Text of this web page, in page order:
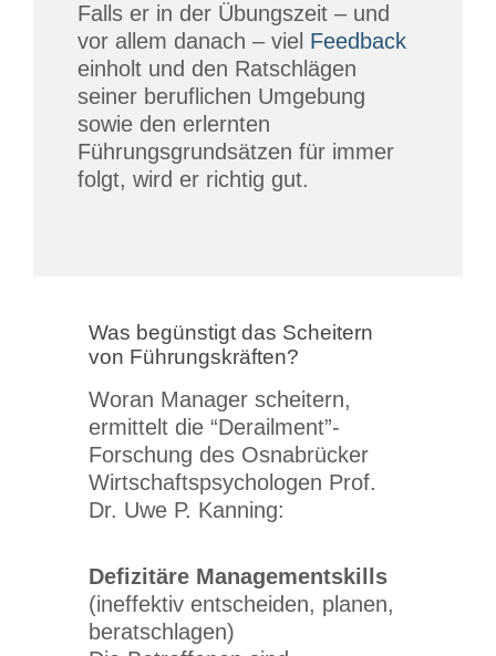
Falls er in der Übungszeit – und
vor allem danach – viel Feedback
einholt und den Ratschlägen
seiner beruflichen Umgebung
sowie den erlernten
Führungsgrundsätzen für immer
folgt, wird er richtig gut.
Was begünstigt das Scheitern
von Führungskräften?
Woran Manager scheitern,
ermittelt die “Derailment”-
Forschung des Osnabrücker
Wirtschaftspsychologen Prof.
Dr. Uwe P. Kanning:
Defizitäre Managementskills
(ineffektiv entscheiden, planen,
beratschlagen)